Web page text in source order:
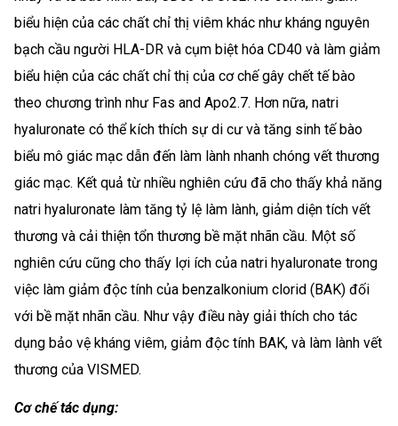
biểu hiện của các chất chỉ thị viêm khác như kháng nguyên
bạch cầu người HLA-DR và cụm biệt hóa CD40 và làm giảm
biểu hiện của các chất chỉ thị của cơ chế gây chết tế bào
theo chương trình như Fas and Apo2.7. Hơn nữa, natri
hyaluronate có thể kích thích sự di cư và tăng sinh tế bào
biểu mô giác mạc dẫn đến làm lành nhanh chóng vết thương
giác mạc. Kết quả từ nhiều nghiên cứu đã cho thấy khả năng
natri hyaluronate làm tăng tỷ lệ làm lành, giảm diện tích vết
thương và cải thiện tổn thương bề mặt nhãn cầu. Một số
nghiên cứu cũng cho thấy lợi ích của natri hyaluronate trong
việc làm giảm độc tính của benzalkonium clorid (BAK) đối
với bề mặt nhãn cầu. Như vậy điều này giải thích cho tác
dụng bảo vệ kháng viêm, giảm độc tính BAK, và làm lành vết
thương của VISMED.
Cơ chế tác dụng: